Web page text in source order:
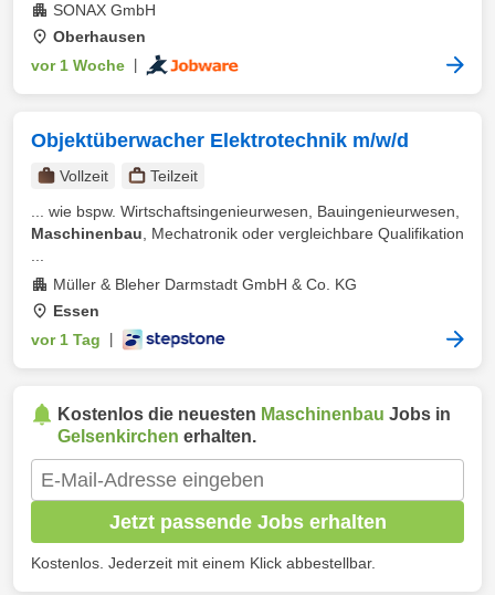
SONAX GmbH
Oberhausen
vor 1 Woche
Objektüberwacher Elektrotechnik m/w/d
Vollzeit
Teilzeit
... wie bspw. Wirtschaftsingenieurwesen, Bauingenieurwesen,
Maschinenbau , Mechatronik oder vergleichbare Qualifikation
Müller & Bleher Darmstadt GmbH & Co. KG
Essen
vor 1 Tag
Kostenlos die neuesten Maschinenbau Jobs in
Gelsenkirchen erhalten.
Jetzt passende Jobs erhalten
Kostenlos. Jederzeit mit einem Klick abbestellbar.